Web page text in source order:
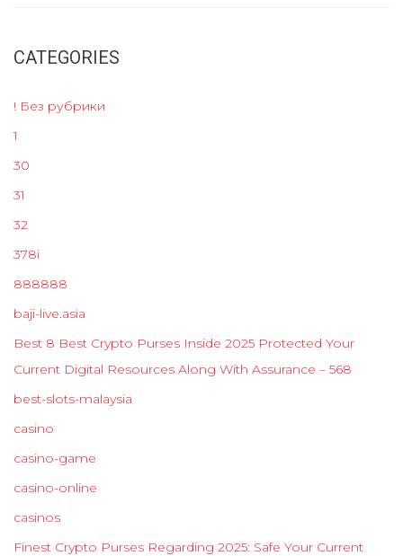
CATEGORIES
! Без рубрики
1
30
31
32
378i
888888
baji-live.asia
Best 8 Best Crypto Purses Inside 2025 Protected Your
Current Digital Resources Along With Assurance – 568
best-slots-malaysia
casino
casino-game
casino-online
casinos
Finest Crypto Purses Regarding 2025: Safe Your Current